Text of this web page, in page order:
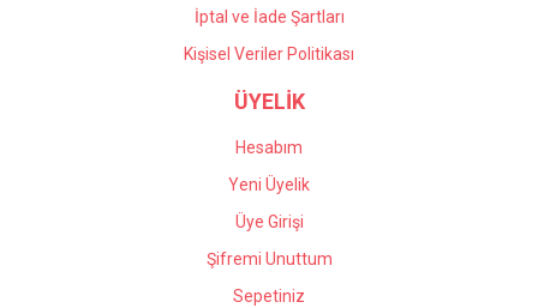
İptal ve İade Şartları
Kişisel Veriler Politikası
ÜYELİK
Hesabım
Yeni Üyelik
Üye Girişi
Şifremi Unuttum
Sepetiniz